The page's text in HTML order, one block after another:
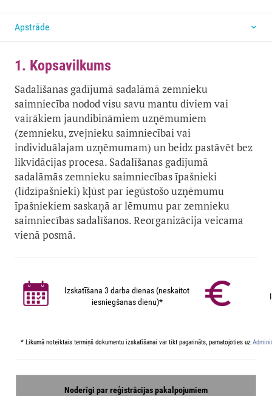
Apstrāde
1. Kopsavilkums
Sadalīšanas gadījumā sadalāmā zemnieku
saimniecība nodod visu savu mantu diviem vai
vairākiem jaundibināmiem uzņēmumiem
(zemnieku, zvejnieku saimniecībai vai
individuālajam uzņēmumam) un beidz pastāvēt bez
likvidācijas procesa. Sadalīšanas gadījumā
sadalāmās zemnieku saimniecības īpašnieki
(līdzīpašnieki) kļūst par iegūstošo uzņēmumu
īpašniekiem saskaņā ar lēmumu par zemnieku
saimniecības sadalīšanos. Reorganizācija veicama
vienā posmā.
Izskatīšana 3 darba dienas (neskaitot
iesniegšanas dienu)*
* Likumā noteiktais termiņš dokumentu izskatīšanai var tikt pagarināts, pamatojoties uz
Noderīgi par reģistrācijas pakalpojumiem